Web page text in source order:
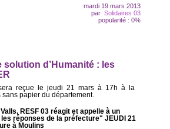
mardi 19 mars 2013
par Solidaires 03
popularité : 0%
solution d’Humanité : les
reçue le jeudi 21 mars à 17h à la
papier du département.
RESF 03 réagit et appelle à un
réponses de la préfecture" JEUDI 21
à Moulins